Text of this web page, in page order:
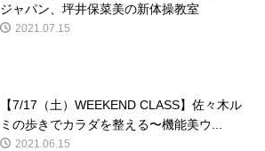
ジャパン、坪井保菜美の新体操教室
2021.07.15
【7/17（土）WEEKEND CLASS】佐々木ル
ミの歩きでカラダを整える〜機能美ウ...
2021.06.15